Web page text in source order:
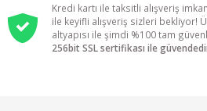
Kredi kartı ile taksitli alışveriş
ile keyifli alışveriş sizleri bekliyor!
altyapısı ile şimdi %100 tam
256bit SSL sertifikası ile